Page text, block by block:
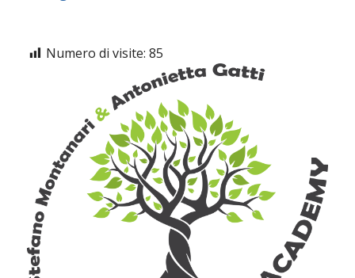
Numero di visite: 85